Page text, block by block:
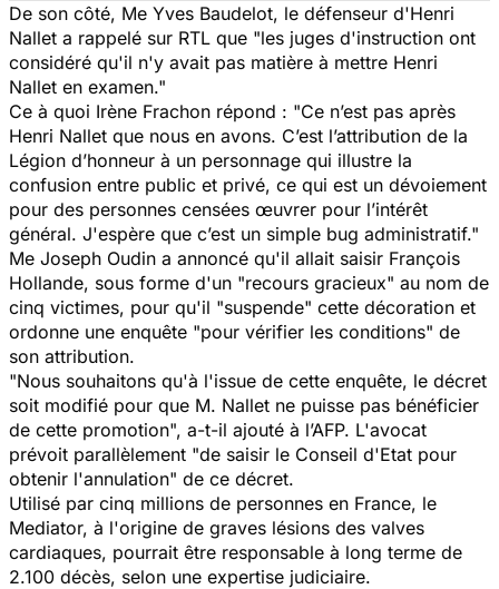
De son côté, Me Yves Baudelot, le défenseur d'Henri
Nallet a rappelé sur RTL que "les juges d'instruction ont
considéré qu'il n'y avait pas matière à mettre Henri
Nallet en examen."
Ce à quoi Irène Frachon répond : "Ce n’est pas après
Henri Nallet que nous en avons. C’est l’attribution de la
Légion d’honneur à un personnage qui illustre la
confusion entre public et privé, ce qui est un dévoiement
pour des personnes censées œuvrer pour l’intérêt
général. J'espère que c’est un simple bug administratif."
Me Joseph Oudin a annoncé qu'il allait saisir François
Hollande, sous forme d'un "recours gracieux" au nom de
cinq victimes, pour qu'il "suspende" cette décoration et
ordonne une enquête "pour vérifier les conditions" de
son attribution.
"Nous souhaitons qu'à l'issue de cette enquête, le décret
soit modifié pour que M. Nallet ne puisse pas bénéficier
de cette promotion", a-t-il ajouté à l’AFP. L'avocat
prévoit parallèlement "de saisir le Conseil d'Etat pour
obtenir l'annulation" de ce décret.
Utilisé par cinq millions de personnes en France, le
Mediator, à l'origine de graves lésions des valves
cardiaques, pourrait être responsable à long terme de
2.100 décès, selon une expertise judiciaire.